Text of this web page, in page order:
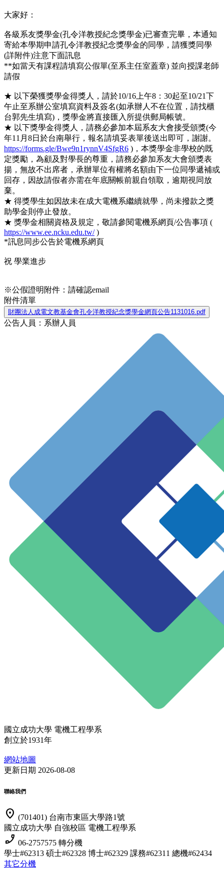
大家好：
各級系友獎學金(孔令洋教授紀念獎學金)已審查完畢，本通知
寄給本學期申請孔令洋教授紀念獎學金的同學，請獲獎同學
(詳附件)注意下面訊息
**如當天有課程請填寫公假單(至系主任室蓋章) 並向授課老師
請假
★ 以下榮獲獎學金得獎人，請於10/16上午8：30起至10/21下
午止至系辦公室填寫資料及簽名(如承辦人不在位置，請找櫃
台郭先生填寫)，獎學金將直接匯入所提供郵局帳號。
★ 以下獎學金得獎人，請務必參加本屆系友大會接受頒獎(今
年11月8日於台南舉行，報名請填妥表單後送出即可，謝謝。
https://forms.gle/Bwe9n1rynnV4SfgR6 )，本獎學金非學校的既
定獎勵，為顧及對學長的尊重，請務必參加系友大會頒獎表
揚，無故不出席者，承辦單位有權將名額由下一位同學遞補或
回存，因故請假者亦需在年底關帳前親自領取，逾期視同放
棄。
★ 得獎學生如因故未在成大電機系繼續就學，尚未撥款之獎
助學金則停止發放。
★ 獎學金相關資格及規定，敬請參閱電機系網頁/公告事項 (
https://www.ee.ncku.edu.tw/)
*訊息同步公告於電機系網頁
祝 學業進步
※公假證明附件：請確認email
附件清單
財團法人成電文教基金會孔令洋教授紀念獎學金網頁公告1131016.pdf
公告人員：系辦人員
國立成功大學 電機工程學系
創立於1931年
網站地圖
更新日期 2026-08-08
聯絡我們
location_on (701401) 台南市東區大學路1號
國立成功大學 自強校區 電機工程學系
phone_enabled 06-2757575 轉分機
學士#62313 碩士#62328 博士#62329 課務#62311 總機#62434
其它分機